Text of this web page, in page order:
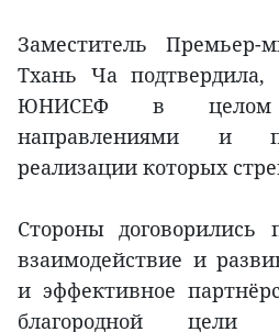
Заместитель
Тхань Ча подтвердила,
ЮНИСЕФ в целом
направлениями и
реализации которых
Стороны договорились
взаимодействие и
и эффективное
благородной цели